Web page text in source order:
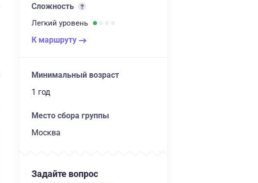
Сложность
Легкий уровень
К маршруту
Минимальный возраст
1 год
Место сбора группы
Москва
Задайте вопрос